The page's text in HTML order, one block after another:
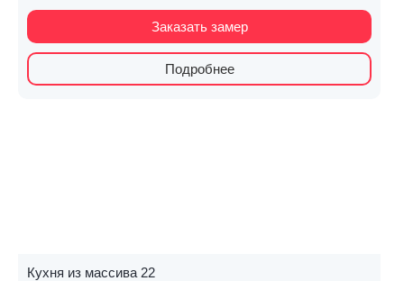
Заказать замер
Подробнее
Кухня из массива 22